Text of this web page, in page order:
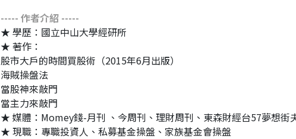
----- 作者介紹 -----
★ 學歷：國立中山大學經研所
★ 著作：
股市大戶的時間買股術（2015年6月出版）
海賊操盤法
當股神來敲門
當主力來敲門
★ 媒體：Momey錢-月刊 、今周刊、理財周刊、東森財經台57夢想街
★ 現職：專職投資人、私募基金操盤、家族基金會操盤